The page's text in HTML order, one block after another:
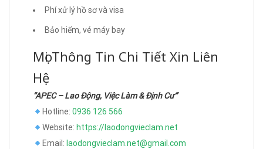
Phí xử lý hồ sơ và visa
Bảo hiểm, vé máy bay
Mọi Thông Tin Chi Tiết Xin Liên
Hệ
“APEC – Lao Động, Việc Làm & Định Cư”
Hotline: 0936 126 566
Website: https://laodongvieclam.net
Email: laodongvieclam.net@gmail.com